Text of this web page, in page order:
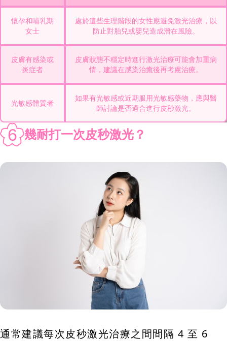
懷孕和哺乳期
女士
處於這些生理階段的女性應避免激光治療，以
防止對胎兒或嬰兒造成潛在風險。
皮膚有感染或
炎症者
皮膚狀態不穩定時進行激光治療可能會加重病
情，建議在感染治癒後再考慮治療。
光敏感體質者
如果有光敏感或近期服用光敏感藥物，應與醫
師討論是否適合進行皮秒激光。
6 幾耐打一次皮秒激光？
通常建議每次皮秒激光治療之間間隔 4 至 6